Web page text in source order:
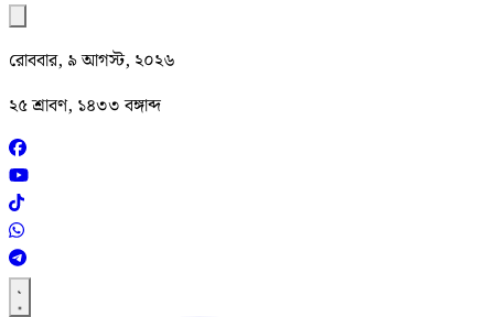
রোববার, ৯ আগস্ট, ২০২৬
২৫ শ্রাবণ, ১৪৩৩ বঙ্গাব্দ